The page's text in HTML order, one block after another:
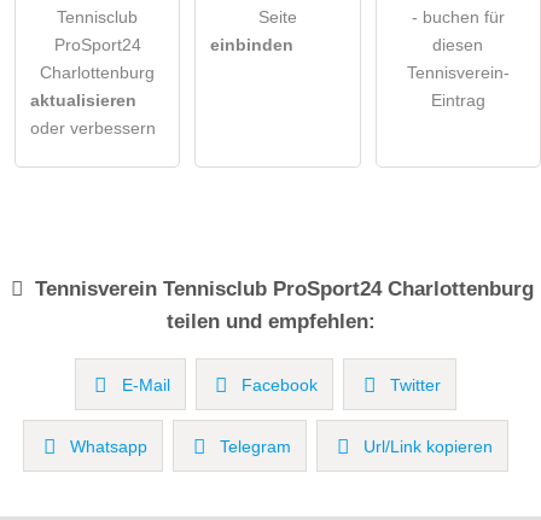
Tennisclub
ProSport24
Charlottenburg
aktualisieren
oder verbessern
Seite
einbinden
- buchen für
diesen
Tennisverein-
Eintrag
TennisvereinTennisclub ProSport24 Charlottenburg
teilen und empfehlen:
E-Mail Facebook Twitter
Whatsapp Telegram Url/Link kopieren